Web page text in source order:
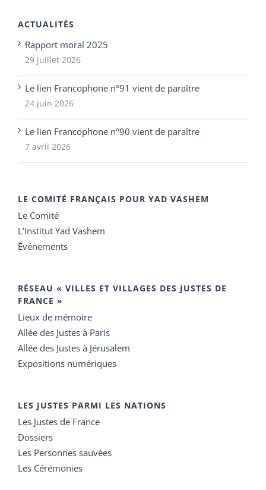
ACTUALITÉS
Rapport moral 2025
29 juillet 2026
Le lien Francophone n°91 vient de paraître
24 juin 2026
Le lien Francophone n°90 vient de paraître
7 avril 2026
LE COMITÉ FRANÇAIS POUR YAD VASHEM
Le Comité
L’Institut Yad Vashem
Événements
RÉSEAU « VILLES ET VILLAGES DES JUSTES DE
FRANCE »
Lieux de mémoire
Allée des Justes à Paris
Allée des Justes à Jérusalem
Expositions numériques
LES JUSTES PARMI LES NATIONS
Les Justes de France
Dossiers
Les Personnes sauvées
Les Cérémonies